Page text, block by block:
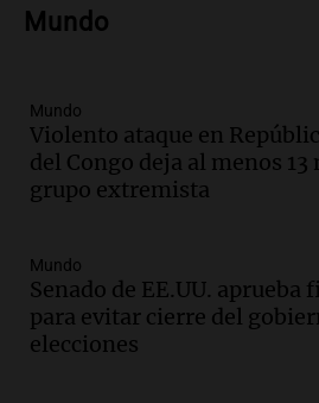
del desayuno ideal: qué
Audio. Murió
Una mañana para todos
Audio.
Mateo, a los 25
contra el tiempo:
para poder seguir
Una mañana para todos
Mundo
Mundo
Violento ataque en
del Congo deja al menos
grupo extremista
Mundo
Senado de EE.UU.
para evitar cierre del
elecciones